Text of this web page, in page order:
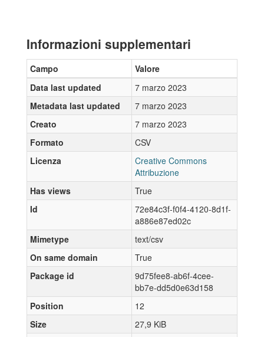
Informazioni supplementari
Campo
Valore
Data last updated
7 marzo 2023
Metadata last updated
7 marzo 2023
Creato
7 marzo 2023
Formato
CSV
Licenza
Creative Commons
Attribuzione
Has views
True
Id
72e84c3f-f0f4-4120-8d1f-
a886e87ed02c
Mimetype
text/csv
On same domain
True
Package id
9d75fee8-ab6f-4cee-
bb7e-dd5d0e63d158
Position
12
Size
27,9 KiB